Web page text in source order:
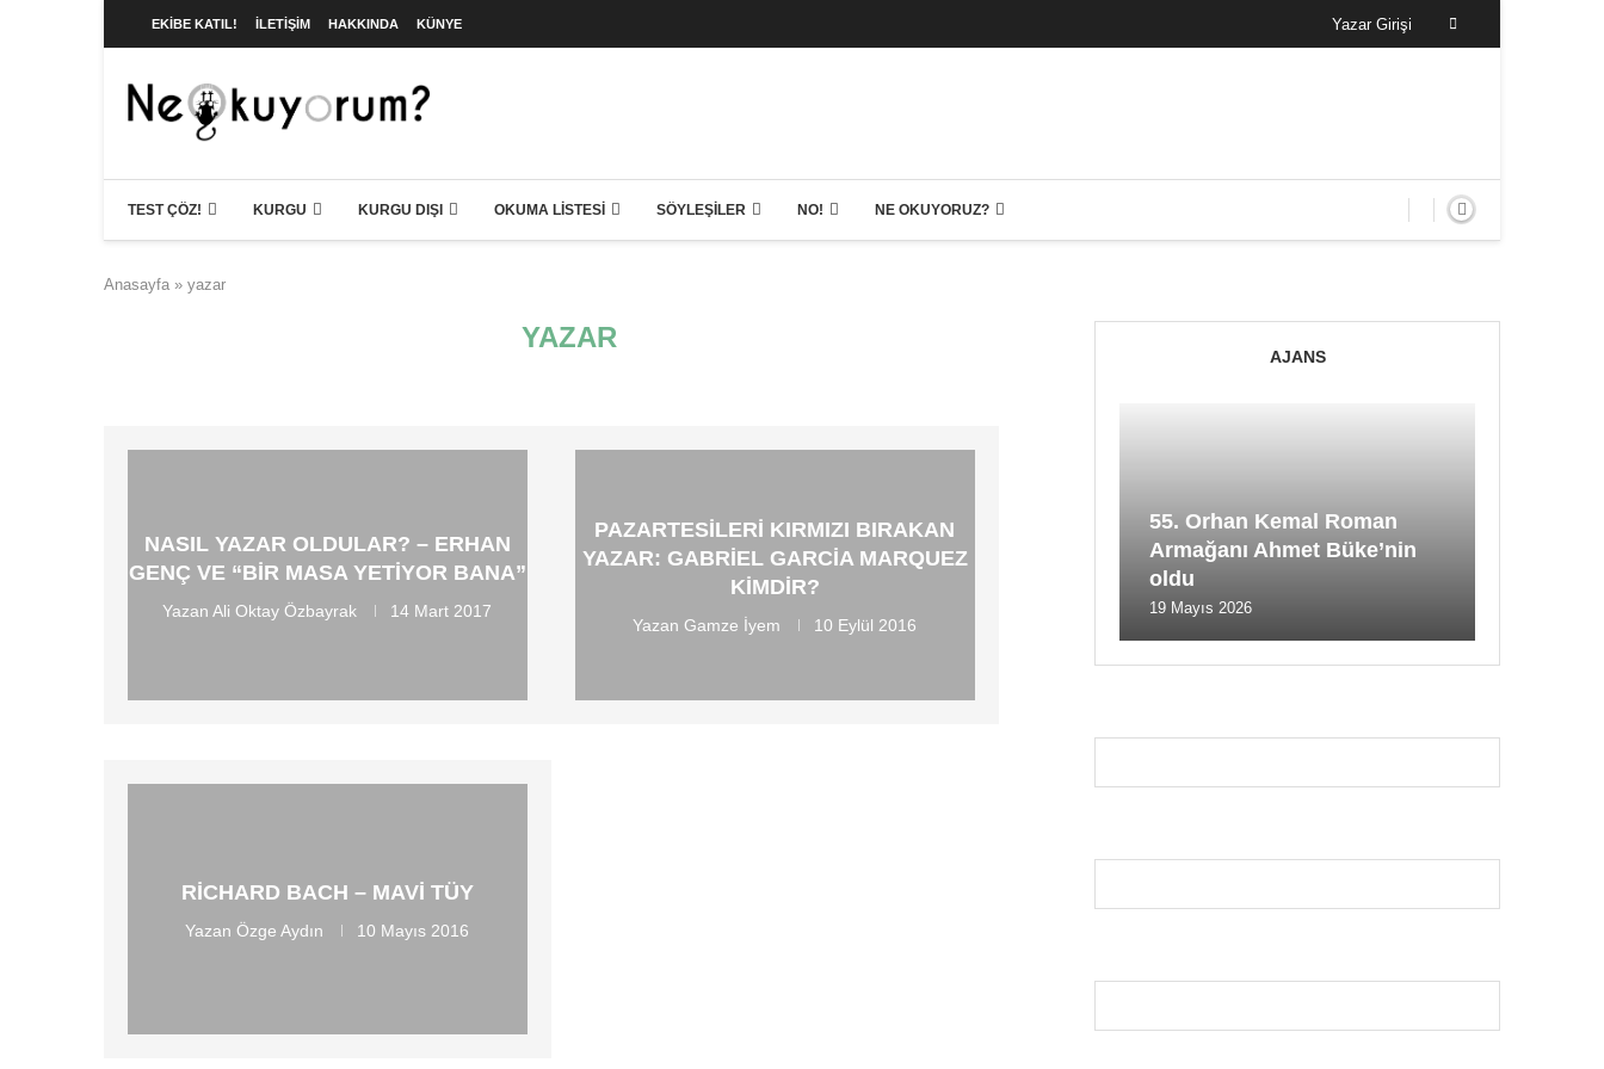
EKIBE KATIL! İLETIŞIM HAKKINDA KÜNYE Yazar Girişi
TEST ÇÖZ! KURGU KURGU DIŞI OKUMA LISTESI SÖYLEŞILER NO! NE OKUYORUZ?
Anasayfa » yazar
YAZAR
NASIL YAZAR OLDULAR? – ERHAN
GENÇ VE “BIR MASA YETIYOR BANA”
YazanAli Oktay Özbayrak 14 Mart 2017
PAZARTESILERI KIRMIZI BIRAKAN
YAZAR: GABRIEL GARCIA MARQUEZ
KIMDIR?
Yazan Gamze İyem 10 Eylül 2016
RICHARD BACH – MAVI TÜY
YazanÖzge Aydın 10 Mayıs 2016
AJANS
55. Orhan Kemal Roman
Armağanı Ahmet Büke’nin
oldu
19 Mayıs 2026